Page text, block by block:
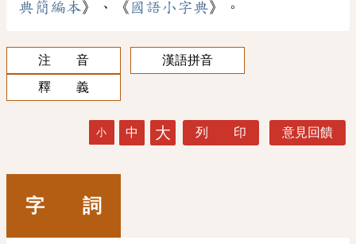
典簡編本》、《 國語小字典》。
注 音
漢語拼音
釋 義
小 中 大 列 印 意見回饋
字 詞